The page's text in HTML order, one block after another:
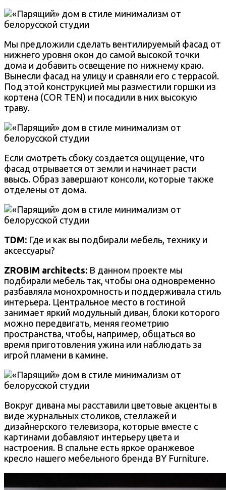
Мы предложили сделать вентилируемый фасад от
нижнего уровня окон до самой высокой точки
дома и добавить освещение по нижнему краю.
Вынесли фасад на улицу и сравняли его с террасой.
Под этой конструкцией мы разместили горшки из
кортена (COR TEN) и посадили в них высокую
траву.
Если смотреть сбоку создается ощущение, что
фасад отрывается от земли и начинает расти
ввысь. Образ завершают консоли, которые также
отделены от дома.
TDM: Где и как вы подбирали мебель, технику и
аксессуары?
ZROBIM architects: В данном проекте мы
подбирали мебель так, чтобы она одновременно
разбавляла монохромность и поддерживала стиль
интерьера. Центральное место в гостиной
занимает яркий модульный диван, блоки которого
можно передвигать, меняя геометрию
пространства, чтобы, например, общаться во
время приготовления ужина или наблюдать за
игрой пламени в камине.
Вокруг дивана мы расставили цветовые акценты в
виде журнальных столиков, стеллажей и
дизайнерского телевизора, которые вместе с
картинами добавляют интерьеру цвета и
настроения. В спальне есть яркое оранжевое
кресло нашего мебельного бренда BY Furniture.